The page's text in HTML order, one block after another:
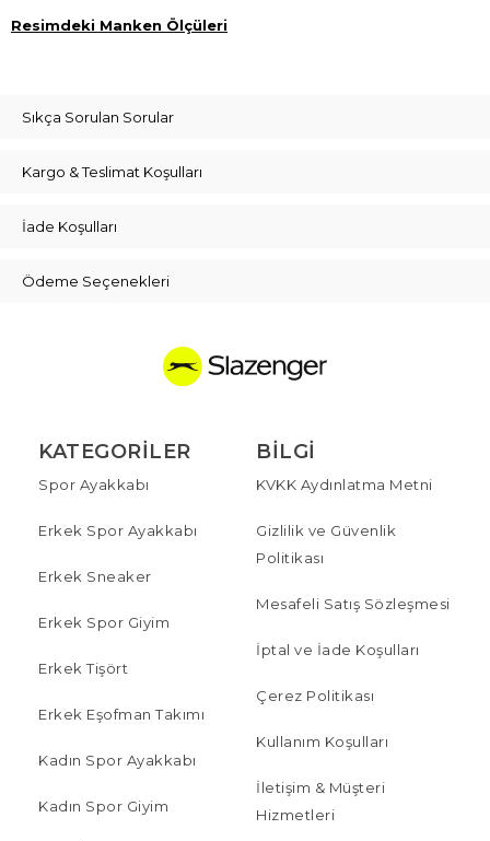
Resimdeki Manken Ölçüleri
Sıkça Sorulan Sorular
Kargo & Teslimat Koşulları
İade Koşulları
Ödeme Seçenekleri
KATEGORILER
Spor Ayakkabı
Erkek Spor Ayakkabı
Erkek Sneaker
Erkek Spor Giyim
Erkek Tişört
Erkek Eşofman Takımı
Kadın Spor Ayakkabı
Kadın Spor Giyim
BILGI
KVKK Aydınlatma Metni
Gizlilik ve Güvenlik
Politikası
Mesafeli Satış Sözleşmesi
İptal ve İade Koşulları
Çerez Politikası
Kullanım Koşulları
İletişim & Müşteri
Hizmetleri